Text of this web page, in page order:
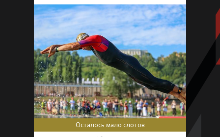
Осталось мало слотов